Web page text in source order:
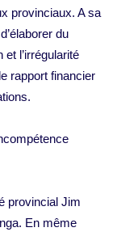
provinciaux. A sa
du
l’irrégularité
rapport financier
provincial Jim
En même